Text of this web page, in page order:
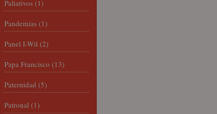
Paliativos (1)
Pandemias (1)
Panel I-Wil (2)
Papa Francisco (13)
Paternidad (5)
Patronal (1)